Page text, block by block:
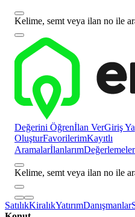
Kelime, semt veya ilan no ile
Değerini Öğrenİlan VerGiriş
OluşturFavorilerimKayıtlı
Aramalarİlanlarım
Kelime, semt veya ilan no ile
SatılıkKiralıkYatırımDanışmanlar